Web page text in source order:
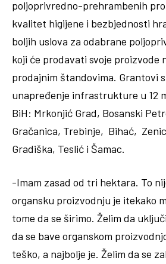
poljoprivredno-prehrambenih
kvalitet higijene i bezbjednosti
boljih uslova za odabrane
koji će prodavati svoje proizvode
prodajnim štandovima. Grantovi
unapređenje infrastrukture u 12
BiH: Mrkonjić Grad, Bosanski
Gračanica, Trebinje, Bihać,
Gradiška, Teslić i Šamac.
-Imam zasad od tri hektara. To
organsku proizvodnju je itekako
tome da se širimo. Želim da
da se bave organskom
teško, a najbolje je. Želim da se